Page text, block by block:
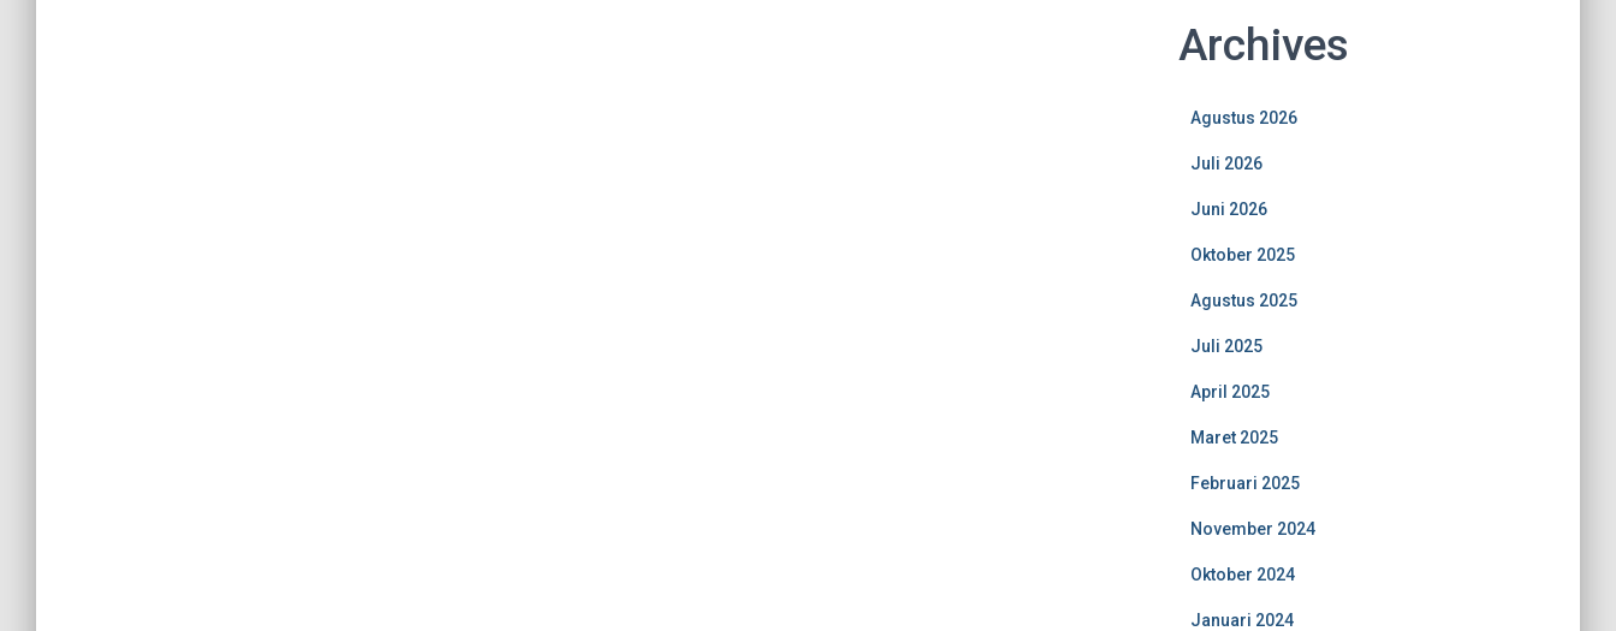
Archives
Agustus 2026
Juli 2026
Juni 2026
Oktober 2025
Agustus 2025
Juli 2025
April 2025
Maret 2025
Februari 2025
November 2024
Oktober 2024
Januari 2024